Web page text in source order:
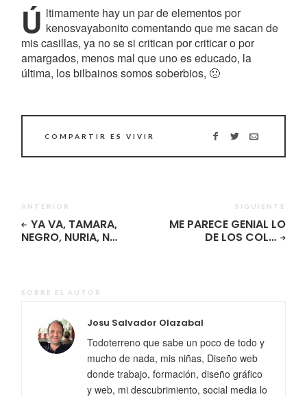
Ú ltimamente hay un par de elementos por
kenosvayabonito comentando que me sacan de
mis casillas, ya no se si critican por criticar o por
amargados, menos mal que uno es educado, la
última, los bilbainos somos soberbios, 🙁
COMPARTIR ES VIVIR
ANTERIOR
YA VA, TAMARA,
NEGRO, NURIA, N…
SIGUIENTE
ME PARECE GENIAL LO
DE LOS COL…
SOBRE EL AUTOR
Josu Salvador Olazabal
Todoterreno que sabe un poco de todo y
mucho de nada, mis niñas, Diseño web
donde trabajo, formación, diseño gráfico
y web, mi descubrimiento, social media lo